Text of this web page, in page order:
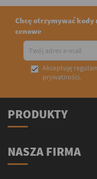
Chcę otrzymywać
cenowe
 Akceptuję
prywatności.
PRODUKTY
NASZA FIRMA